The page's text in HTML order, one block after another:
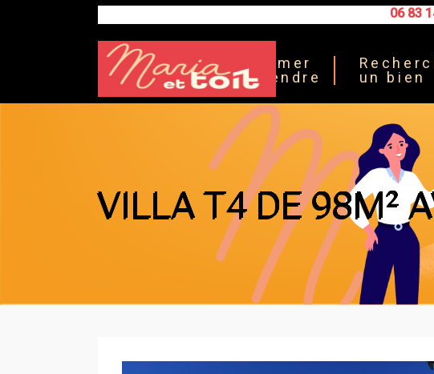
06 83
Estimer
& vendre
un bien
VILLA T4 DE 98M²